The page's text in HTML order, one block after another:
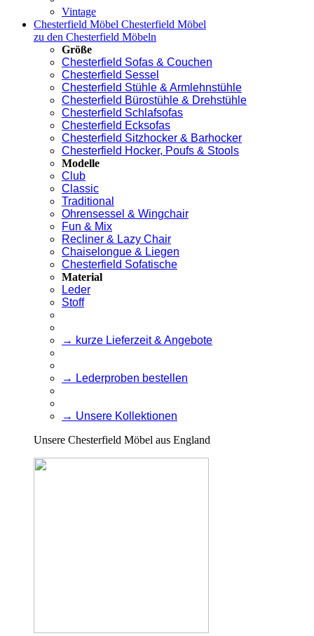
Vintage
Chesterfield Möbel Chesterfield Möbel
zu den Chesterfield Möbeln
Größe
Chesterfield Sofas & Couchen
Chesterfield Sessel
Chesterfield Stühle & Armlehnstühle
Chesterfield Bürostühle & Drehstühle
Chesterfield Schlafsofas
Chesterfield Ecksofas
Chesterfield Sitzhocker & Barhocker
Chesterfield Hocker, Poufs & Stools
Modelle
Club
Classic
Traditional
Ohrensessel & Wingchair
Fun & Mix
Recliner & Lazy Chair
Chaiselongue & Liegen
Chesterfield Sofatische
Material
Leder
Stoff
→ kurze Lieferzeit & Angebote
→ Lederproben bestellen
→ Unsere Kollektionen
Unsere Chesterfield Möbel aus England